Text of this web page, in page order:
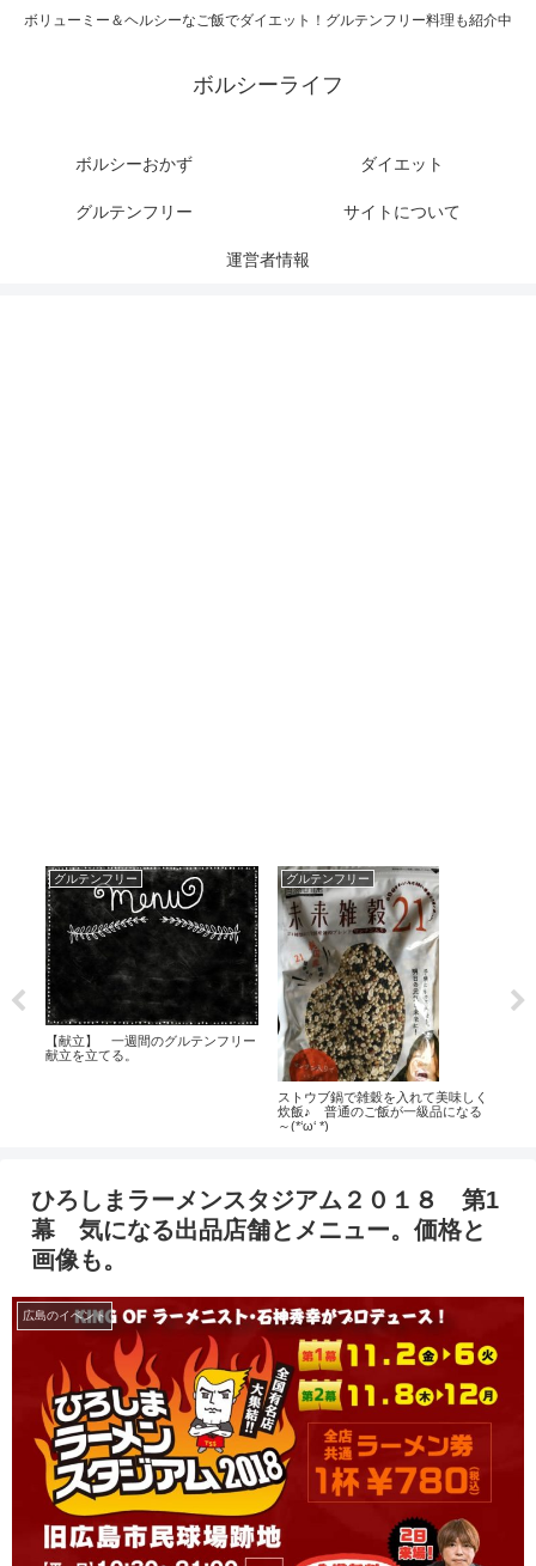
ボリューミー＆ヘルシーなご飯でダイエット！グルテンフリー料理も紹介中
ボルシーライフ
ボルシーおかず ダイエット
グルテンフリー サイトについて
運営者情報
グルテンフリー
【献立】 一週間のグルテンフリー
献立を立てる。
グルテンフリー
ストウブ鍋で雑穀を入れて美味しく
炊飯♪ 普通のご飯が一級品になる
～(*‘ω‘ *)
ひろしまラーメンスタジアム２０１８ 第1
幕 気になる出品店舗とメニュー。価格と
画像も。
広島のイベント